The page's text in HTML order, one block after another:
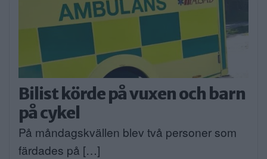
Bilist körde på vuxen och barn
på cykel
På måndagskvällen blev två personer som
färdades på […]